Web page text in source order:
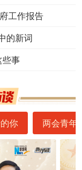
工作报告
的新词
些事
你 两会青年